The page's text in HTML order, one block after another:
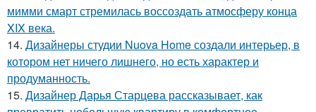
мимми смарт стремилась воссоздать атмосферу конца
XIX века.
14. Дизайнеры студии Nuova Home создали интерьер, в
котором нет ничего лишнего, но есть характер и
продуманность.
15. Дизайнер Дарья Старцева рассказывает, как